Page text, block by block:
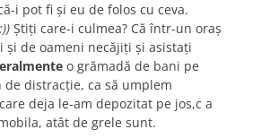
i pot fi și eu de folos cu ceva.
Știți care-i culmea? Că într-un oraș
și de oameni necăjiți și asistați
o grămadă de bani pe
de distracție, ca să umplem
deja le-am depozitat pe jos,c a
atât de grele sunt.